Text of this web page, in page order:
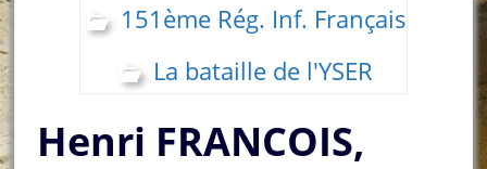
151ème Rég. Inf. Français
La bataille de l'YSER
Henri FRANCOIS,